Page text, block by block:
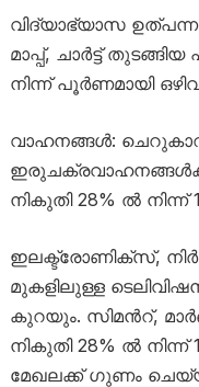
വിദ്യാഭ്യാസ
മാപ്പ്, ചാർട്ട്
നിന്ന് പൂർണമായി
വാഹനങ്ങൾ:
നികുതി 28% ൽ
ഇലക്ട്രോണിക്സ്,
മുകളിലുള്ള
കുറയും. സിമൻറ്,
നികുതി 28% ൽ
മേഖലക്ക് ഗുണം